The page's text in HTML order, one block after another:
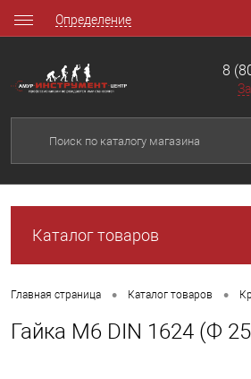
Определение
8
Каталог товаров
Главная страница • Каталог товаров •
Гайка М6 DIN 1624 (Ф